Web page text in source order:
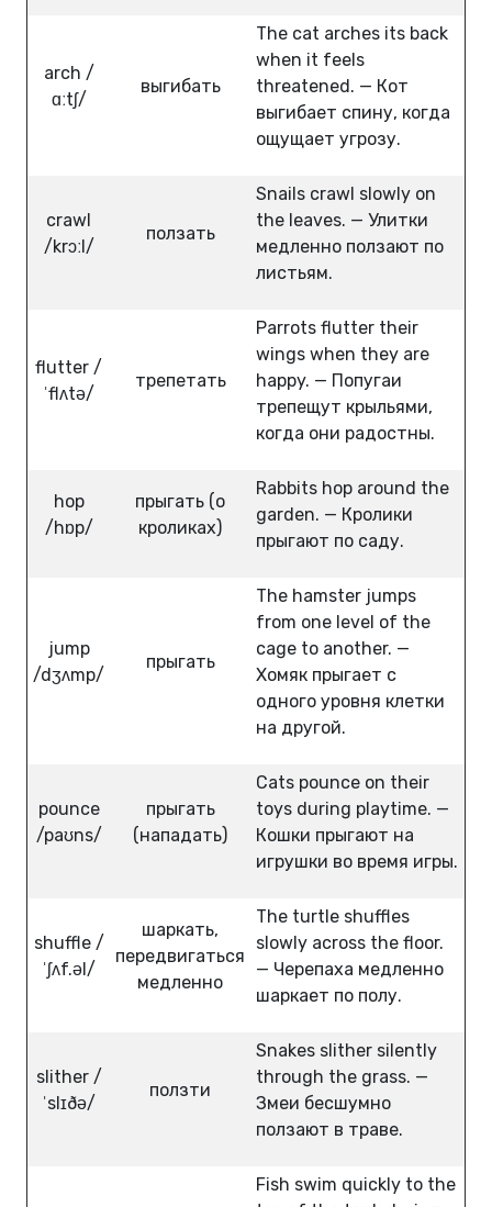
arch /
ɑːtʃ/
выгибать
The cat arches its back
when it feels
threatened. — Кот
выгибает спину, когда
ощущает угрозу.
crawl
/krɔːl/
ползать
Snails crawl slowly on
the leaves. — Улитки
медленно ползают по
листьям.
flutter /
ˈflʌtə/
трепетать
Parrots flutter their
wings when they are
happy. — Попугаи
трепещут крыльями,
когда они радостны.
hop
/hɒp/
прыгать (о
кроликах)
Rabbits hop around the
garden. — Кролики
прыгают по саду.
jump
/dʒʌmp/
прыгать
The hamster jumps
from one level of the
cage to another. —
Хомяк прыгает с
одного уровня клетки
на другой.
pounce
/paʊns/
прыгать
(нападать)
Cats pounce on their
toys during playtime. —
Кошки прыгают на
игрушки во время игры.
shuffle /
ˈʃʌf.əl/
шаркать,
передвигаться
медленно
The turtle shuffles
slowly across the floor.
— Черепаха медленно
шаркает по полу.
slither /
ˈslɪðə/
ползти
Snakes slither silently
through the grass. —
Змеи бесшумно
ползают в траве.
Fish swim quickly to the